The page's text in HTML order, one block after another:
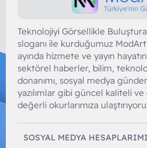
Türkiye'nin
Teknolojiyi Görsellikle
sloganı ile kurduğumuz ModArt
ayında hizmete ve yayın
sektörel haberler, bilim,
donanımı, sosyal medya
yazılımlar gibi güncel kaliteli
değerli okurlarımıza
SOSYAL MEDYA